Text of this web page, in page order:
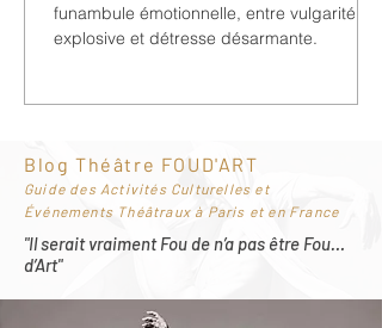
funambule émotionnelle, entre vulgarité
explosive et détresse désarmante.
Blog Théâtre FOUD'ART
Guide des Activités Culturelles et
Événements Théâtraux à Paris et en France
"Il serait vraiment Fou de n’a pas être Fou…
d’Art"